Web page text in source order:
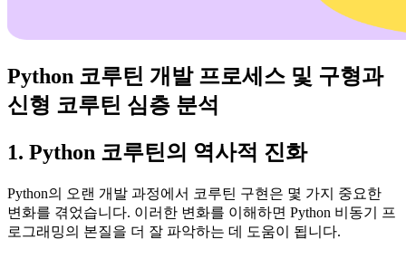
Python 코루틴 개발 프로세스 및 구형과
신형 코루틴 심층 분석
1. Python 코루틴의 역사적 진화
Python의 오랜 개발 과정에서 코루틴 구현은 몇 가지 중요한
변화를 겪었습니다. 이러한 변화를 이해하면 Python 비동기 프
로그래밍의 본질을 더 잘 파악하는 데 도움이 됩니다.